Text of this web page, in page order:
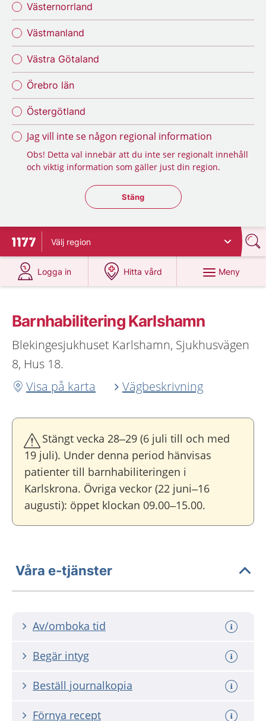
Västernorrland
Västmanland
Västra Götaland
Örebro län
Östergötland
Jag vill inte se någon regional information
Obs! Detta val innebär att du inte ser regionalt innehåll
och viktig information som gäller just din region.
Stäng regionsväljaren
Stäng
Till startsidan för 1177
Välj region
Logga in
på 1177.se
Hitta vård
på 1177.se
Meny
Barnhabilitering Karlshamn
Blekingesjukhuset Karlshamn, Sjukhusvägen
8, Hus 18.
Visa på karta
Vägbeskrivning
Stängt vecka 28–29 (6 juli till och med
19 juli). Under denna period hänvisas
patienter till barnhabiliteringen i
Karlskrona. Övriga veckor (22 juni–16
augusti): öppet klockan 09.00–15.00.
Våra e-tjänster
Av/omboka tid
Begär intyg
Beställ journalkopia
Förnya recept